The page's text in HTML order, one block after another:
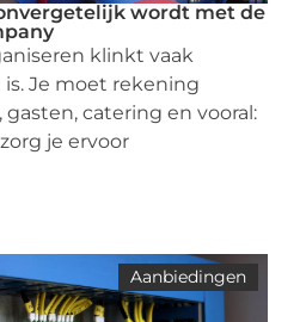
wordt met de
klinkt vaak
Je moet rekening
catering en vooral:
je ervoor
Aanbiedingen